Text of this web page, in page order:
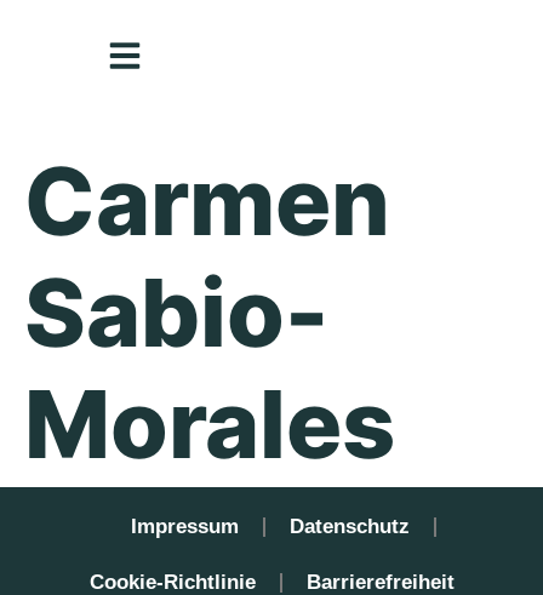
Carmen
Sabio-
Morales
Impressum Datenschutz
Cookie-Richtlinie Barrierefreiheit